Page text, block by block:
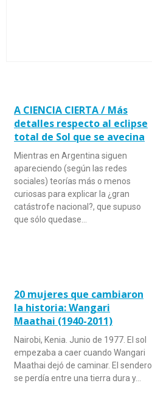
A CIENCIA CIERTA / Más
detalles respecto al eclipse
total de Sol que se avecina
Mientras en Argentina siguen
apareciendo (según las redes
sociales) teorías más o menos
curiosas para explicar la ¿gran
catástrofe nacional?, que supuso
que sólo quedase…
20 mujeres que cambiaron
la historia: Wangari
Maathai (1940-2011)
Nairobi, Kenia. Junio de 1977. El sol
empezaba a caer cuando Wangari
Maathai dejó de caminar. El sendero
se perdía entre una tierra dura y…